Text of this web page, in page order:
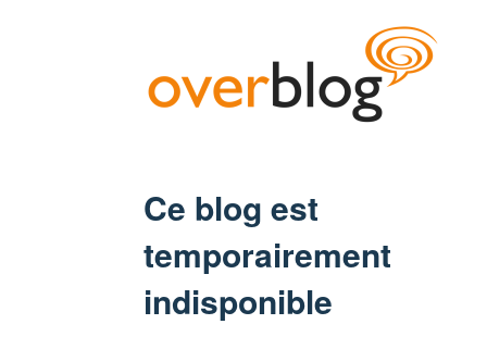
Ce blog est
temporairement
indisponible